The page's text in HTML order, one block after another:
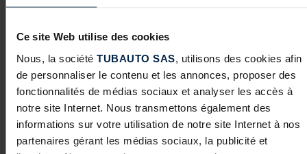
Ce site Web utilise des cookies
Nous, la société TUBAUTO SAS , utilisons des cookies afin
de personnaliser le contenu et les annonces, proposer des
fonctionnalités de médias sociaux et analyser les accès à
notre site Internet. Nous transmettons également des
informations sur votre utilisation de notre site Internet à nos
partenaires gérant les médias sociaux, la publicité et
9002.
Etanchéité: joint d’étanchéité entre les sections,
joints latéraux, joint sur le dormant et joints sous les
sections. Étanchéité à l’air : Classe 2. Étanchéité à l’eau
: Classe 2.
Sécurité anti-pincement: intérieure et extérieure
brevetées.